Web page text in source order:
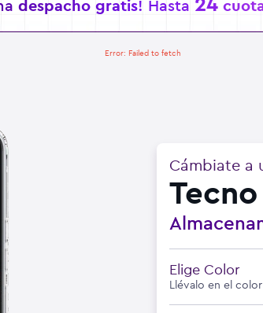
despacho gratis! Hasta
Error: Failed to fetch
Cámbiate a
Elige Color
Llévalo en el